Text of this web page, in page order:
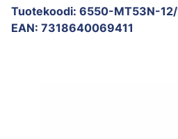
Tuotekoodi: 6550-MT53N-12/
EAN: 7318640069411